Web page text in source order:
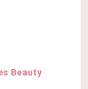
Beauty